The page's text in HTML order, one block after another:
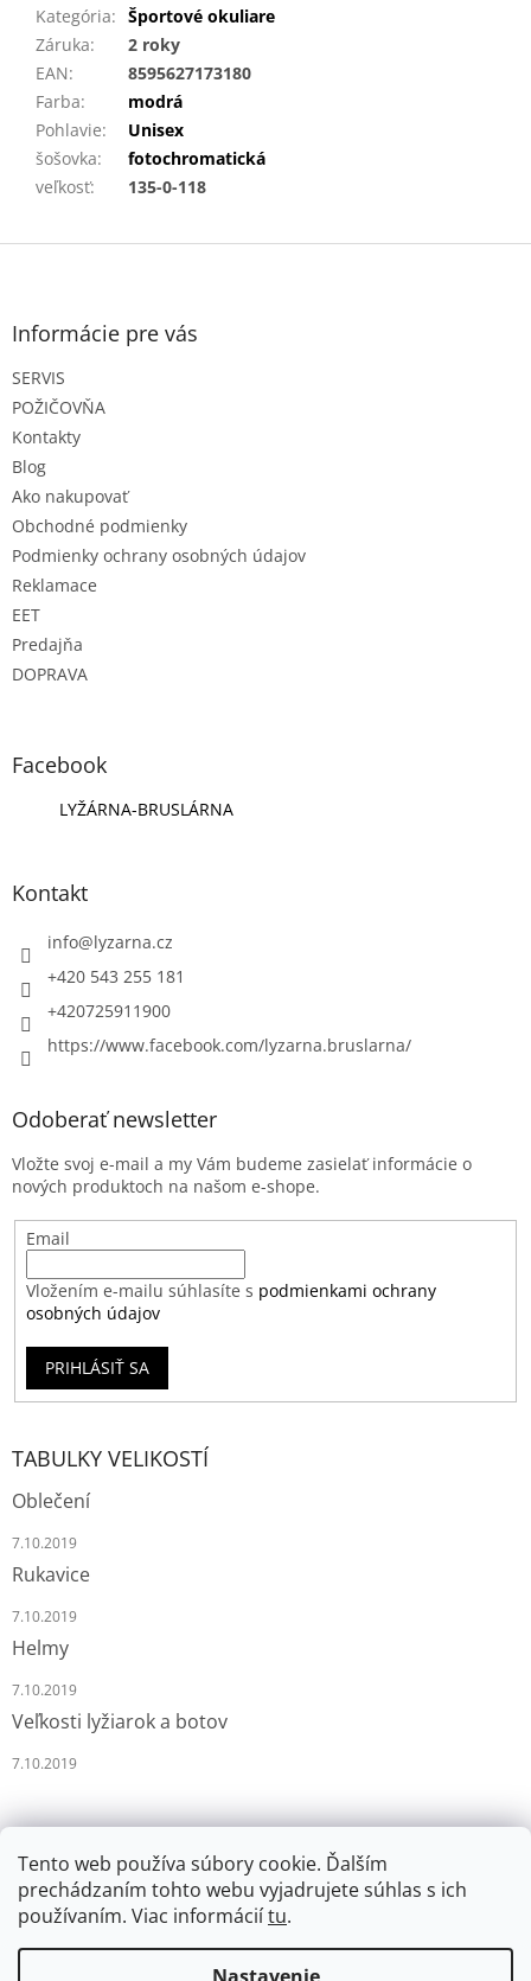
Tento web používa súbory cookie. Ďalším
prechádzaním tohto webu vyjadrujete súhlas s ich
používaním. Viac informáciítu.
Kategória: Športové okuliare
Záruka:
2 roky
EAN:
8595627173180
Farba:
modrá
Pohlavie:
Unisex
šošovka:
fotochromatická
veľkosť: 135-0-118
Z
Informácie pre vás
SERVIS
POŽIČOVŇA
Kontakty
Blog
Ako nakupovať
Obchodné podmienky
Podmienky ochrany osobných údajov
Reklamace
EET
Predajňa
DOPRAVA
Facebook
LYŽÁRNA-BRUSLÁRNA
Kontakt
info@lyzarna.cz
+420 543 255 181
+420725911900
https://www.facebook.com/lyzarna.bruslarna/
Odoberať newsletter
Vložte svoj e-mail a my Vám budeme zasielať informácie o
nových produktoch na našom e-shope.
Email
Vložením e-mailu súhlasíte s podmienkami ochrany
osobných údajov
PRIHLÁSIŤ SA
TABULKY VELIKOSTÍ
Oblečení
7.10.2019
Rukavice
7.10.2019
Helmy
7.10.2019
Veľkosti lyžiarok a botov
7.10.2019